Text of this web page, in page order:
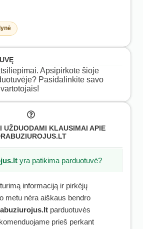
Apsipirkote šioje
Pasidalinkite savo
UŽDUODAMI KLAUSIMAI APIE
yra patikima parduotuvė?
informaciją ir pirkėjų
metu nėra aiškaus bendro
parduotuvės
prieš perkant